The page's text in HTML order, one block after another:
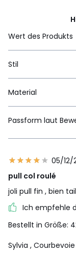
Wert des Produkts
Stil
Material
Passform laut
05/12/
pull col roulé
joli pull fin , bien
Ich empfehle
Bestellt in Größe:
Sylvia , Courbevoie